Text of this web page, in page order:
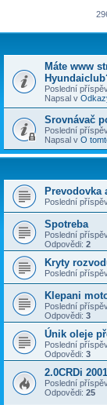
Máte www
Poslední
Napsal v
Srovnávač
Poslední
Napsal v O
Prevodovka
Poslední
Spotreba
Poslední
Odpovědi: 2
Kryty
Poslední
Klepani
Poslední
Odpovědi: 3
Únik oleje
Poslední
Odpovědi: 3
2.0CRDi
Poslední
Odpovědi: 25